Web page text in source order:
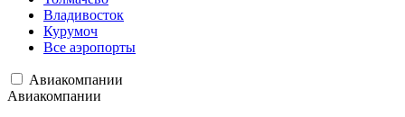
Владивосток
Курумоч
Все аэропорты
Авиакомпании
Авиакомпании